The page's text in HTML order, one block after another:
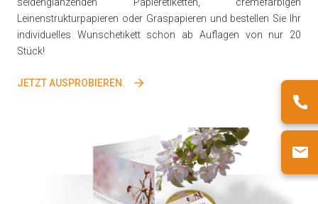
Leinenstrukturpapieren oder Graspapieren und bestellen Sie Ihr
individuelles Wunschetikett schon ab Auflagen von nur 20
Stück!
JETZT AUSPROBIEREN.